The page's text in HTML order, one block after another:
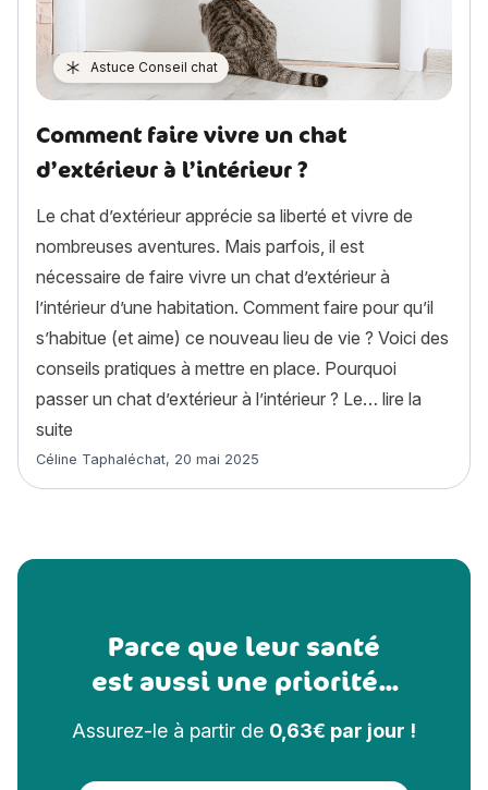
Astuce Conseil chat
Comment faire vivre un chat
d’extérieur à l’intérieur ?
Le chat d’extérieur apprécie sa liberté et vivre de
nombreuses aventures. Mais parfois, il est
nécessaire de faire vivre un chat d’extérieur à
l’intérieur d’une habitation. Comment faire pour qu’il
s’habitue (et aime) ce nouveau lieu de vie ? Voici des
conseils pratiques à mettre en place. Pourquoi
passer un chat d’extérieur à l’intérieur ? Le… lire la
suite
Article rédigé par
Céline Taphaléchat, 20 mai 2025
Parce que leur santé
est aussi une priorité...
Assurez-le à partir de 0,63€ par jour !